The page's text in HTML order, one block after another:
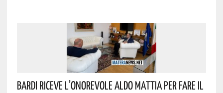
Bardi Riceve L’onorevole Aldo Mattia Per Fare Il